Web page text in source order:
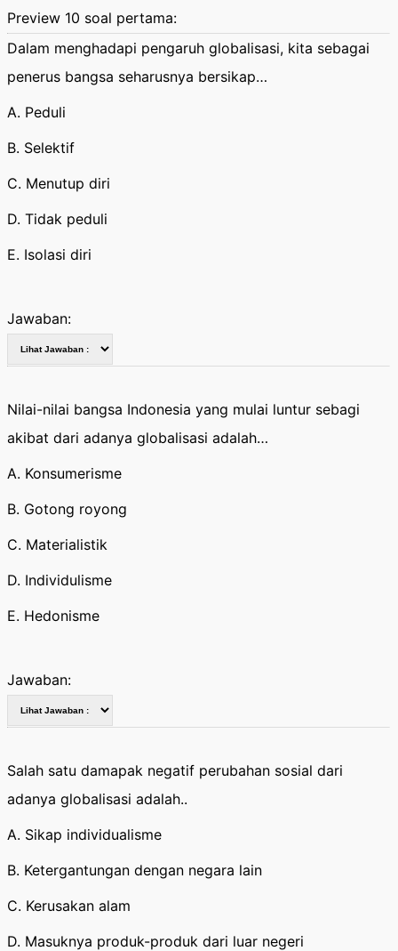
Preview 10 soal pertama:
Dalam menghadapi pengaruh globalisasi, kita sebagai
penerus bangsa seharusnya bersikap…
A. Peduli
B. Selektif
C. Menutup diri
D. Tidak peduli
E. Isolasi diri
Jawaban:
Nilai-nilai bangsa Indonesia yang mulai luntur sebagi
akibat dari adanya globalisasi adalah…
A. Konsumerisme
B. Gotong royong
C. Materialistik
D. Individulisme
E. Hedonisme
Jawaban:
Salah satu damapak negatif perubahan sosial dari
adanya globalisasi adalah..
A. Sikap individualisme
B. Ketergantungan dengan negara lain
C. Kerusakan alam
D. Masuknya produk-produk dari luar negeri